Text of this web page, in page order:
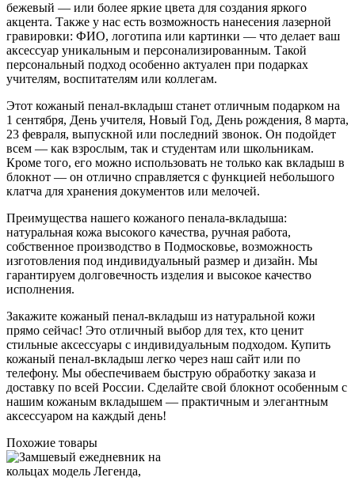
бежевый — или более яркие цвета для создания яркого
акцента. Также у нас есть возможность нанесения лазерной
гравировки: ФИО, логотипа или картинки — что делает ваш
аксессуар уникальным и персонализированным. Такой
персональный подход особенно актуален при подарках
учителям, воспитателям или коллегам.
Этот кожаный пенал-вкладыш станет отличным подарком на
1 сентября, День учителя, Новый Год, День рождения, 8 марта,
23 февраля, выпускной или последний звонок. Он подойдет
всем — как взрослым, так и студентам или школьникам.
Кроме того, его можно использовать не только как вкладыш в
блокнот — он отлично справляется с функцией небольшого
клатча для хранения документов или мелочей.
Преимущества нашего кожаного пенала-вкладыша:
натуральная кожа высокого качества, ручная работа,
собственное производство в Подмосковье, возможность
изготовления под индивидуальный размер и дизайн. Мы
гарантируем долговечность изделия и высокое качество
исполнения.
Закажите кожаный пенал-вкладыш из натуральной кожи
прямо сейчас! Это отличный выбор для тех, кто ценит
стильные аксессуары с индивидуальным подходом. Купить
кожаный пенал-вкладыш легко через наш сайт или по
телефону. Мы обеспечиваем быструю обработку заказа и
доставку по всей России. Сделайте свой блокнот особенным с
нашим кожаным вкладышем — практичным и элегантным
аксессуаром на каждый день!
Похожие товары